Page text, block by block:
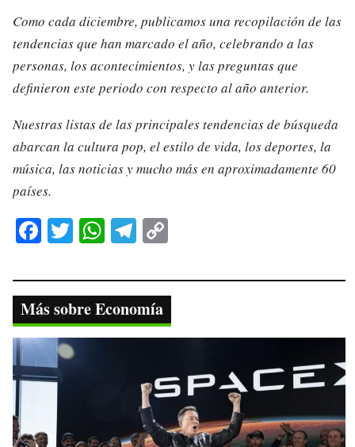
Como cada diciembre, publicamos una recopilación de las
tendencias que han marcado el año, celebrando a las
personas, los acontecimientos, y las preguntas que
definieron este periodo con respecto al año anterior.
Nuestras listas de las principales tendencias de búsqueda
abarcan la cultura pop, el estilo de vida, los deportes, la
música, las noticias y mucho más en aproximadamente 60
países.
Fa
bo
ok
T
tte
r
W
ts
A
pp
Te
gr
a
m
y
Li
nk
Más sobre Economía